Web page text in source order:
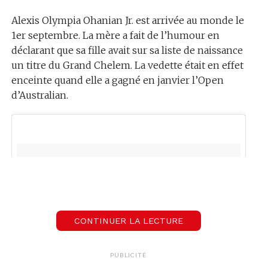
Alexis Olympia Ohanian Jr. est arrivée au monde le
1er septembre. La mère a fait de l’humour en
déclarant que sa fille avait sur sa liste de naissance
un titre du Grand Chelem. La vedette était en effet
enceinte quand elle a gagné en janvier l’Open
d’Australian.
CONTINUER LA LECTURE
PUBLICITÉ